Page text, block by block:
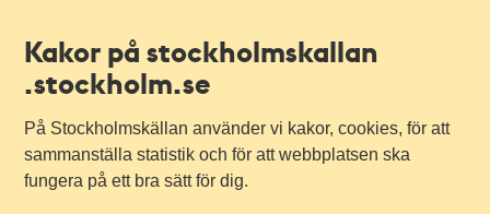
Kakor på stockholmskallan
.stockholm.se
På Stockholmskällan använder vi kakor, cookies, för att
sammanställa statistik och för att webbplatsen ska
fungera på ett bra sätt för dig.